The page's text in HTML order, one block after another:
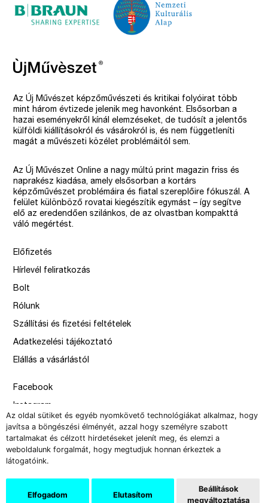
Az oldal sütiket és egyéb nyomkövető technológiákat alkalmaz, hogy
javítsa a böngészési élményét, azzal hogy személyre szabott
tartalmakat és célzott hirdetéseket jelenít meg, és elemzi a
weboldalunk forgalmát, hogy megtudjuk honnan érkeztek a
látogatóink.
Elfogadom Elutasítom
Beállítások
megváltoztatása
Az Új Művészet képzőművészeti és kritikai folyóirat több
mint három évtizede jelenik meg havonként. Elsősorban a
hazai eseményekről kínál elemzéseket, de tudósít a jelentős
külföldi kiállításokról és vásárokról is, és nem függetleníti
magát a művészeti közélet problémáitól sem.
Az Új Művészet Online a nagy múltú print magazin friss és
naprakész kiadása, amely elsősorban a kortárs
képzőművészet problémáira és fiatal szereplőire fókuszál. A
felület különböző rovatai kiegészítik egymást – így segítve
elő az eredendően szilánkos, de az olvastban kompakttá
váló megértést.
Előfizetés
Hírlevél feliratkozás
Bolt
Rólunk
Szállítási és fizetési feltételek
Adatkezelési tájékoztató
Elállás a vásárlástól
Facebook
Instagram
Issue
–
design by Solymosi Mór, Sirbik Attila
webbyzolka